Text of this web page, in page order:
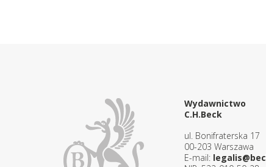
Wydawnictwo
C.H.Beck
ul. Bonifraterska 17
00-203 Warszawa
E-mail: